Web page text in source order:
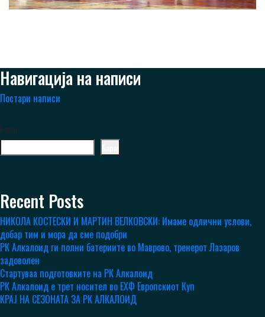
Навигација на написи
Постари написи
Барај
Recent Posts
НИКОЛА КОСТЕСКИ И МАРТИН ВЕЛКОВСКИ: Имаме одлични услови,
добар тим и мора да сме подобри
РК Алкалоид ги полни батериите во Маврово, тренерот Лазаров
задоволен
Стартуваа подготовките на РК Алкалоид
РК Алкалоид е трет носител во ЕХФ Европскиот Куп
КРАЈ НА СЕЗОНАТА ЗА РК АЛКАЛОИД